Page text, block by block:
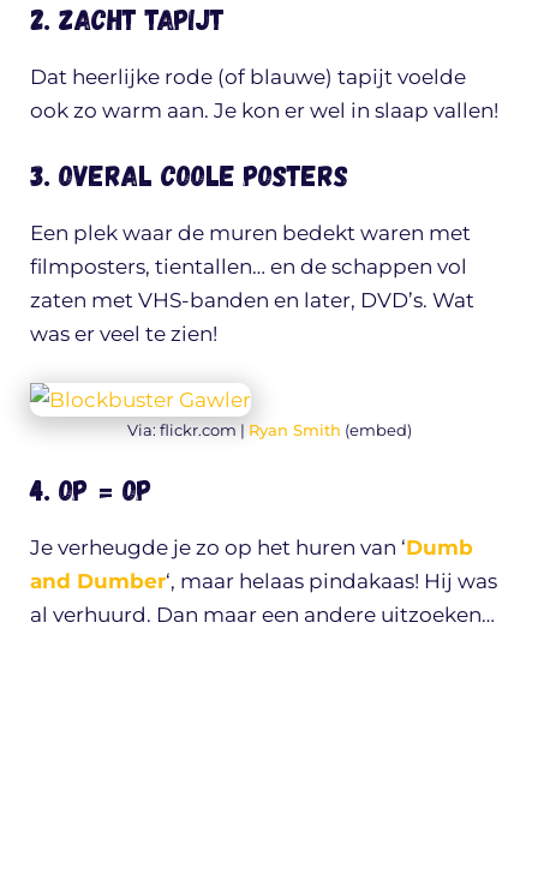
2. Zacht tapijt
Dat heerlijke rode (of blauwe) tapijt voelde
ook zo warm aan. Je kon er wel in slaap vallen!
3. Overal coole posters
Een plek waar de muren bedekt waren met
filmposters, tientallen… en de schappen vol
zaten met VHS-banden en later, DVD’s. Wat
was er veel te zien!
Via: flickr.com | Ryan Smith (embed)
4. Op = Op
Je verheugde je zo op het huren van ‘Dumb
and Dumber‘, maar helaas pindakaas! Hij was
al verhuurd. Dan maar een andere uitzoeken…